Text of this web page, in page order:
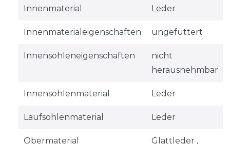
Innenmaterial Leder
Innenmaterialeigenschaften ungefüttert
Innensohleneigenschaften
nicht
herausnehmbar
Innensohlenmaterial Leder
Laufsohlenmaterial Leder
Obermaterial Glattleder ,